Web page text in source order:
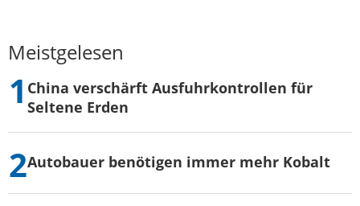
Meistgelesen
China verschärft Ausfuhrkontrollen für
Seltene Erden
Autobauer benötigen immer mehr Kobalt